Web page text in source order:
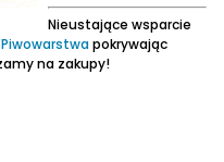
Nieustające wsparcie
pokrywając
na zakupy!